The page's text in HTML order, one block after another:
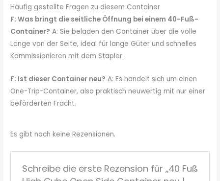
Häufig gestellte Fragen zu diesem Container
F: Was bringt die seitliche Öffnung bei einem 40-Fuß-
Container? A: Sie beladen den Container über die volle
Länge von der Seite, ideal für lange Güter und schnelles
Kommissionieren mit dem Stapler.
F: Ist dieser Container neu? A: Es handelt sich um einen
One-Trip-Container, also praktisch neuwertig mit nur einer
beförderten Fracht.
Es gibt noch keine Rezensionen.
Schreibe die erste Rezension für „40 Fuß